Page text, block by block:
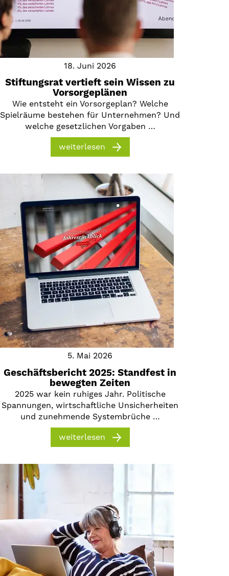
18. Juni 2026
Stiftungsrat vertieft sein Wissen zu
Vorsorgeplänen
Wie entsteht ein Vorsorgeplan? Welche
Spielräume bestehen für Unternehmen? Und
welche gesetzlichen Vorgaben …
weiterlesen
5. Mai 2026
Geschäftsbericht 2025: Standfest in
bewegten Zeiten
2025 war kein ruhiges Jahr. Politische
Spannungen, wirtschaftliche Unsicherheiten
und zunehmende Systembrüche …
weiterlesen